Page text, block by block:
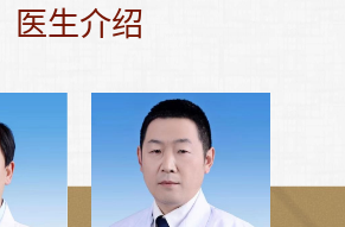
医生介绍